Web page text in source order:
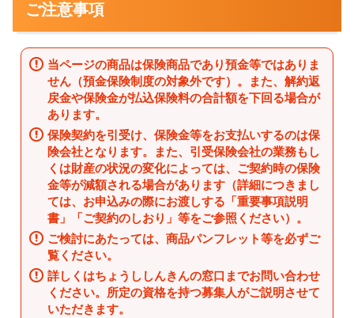
ご注意事項
当ページの商品は保険商品であり預金等ではありま
せん（預金保険制度の対象外です）。また、解約返
戻金や保険金が払込保険料の合計額を下回る場合が
あります。
保険契約を引受け、保険金等をお支払いするのは保
険会社となります。また、引受保険会社の業務もし
くは財産の状況の変化によっては、ご契約時の保険
金等が減額される場合があります（詳細につきまし
ては、お申込みの際にお渡しする「重要事項説明
書」「ご契約のしおり」等をご参照ください）。
ご検討にあたっては、商品パンフレット等を必ずご
覧ください。
詳しくはちょうししんきんの窓口までお問い合わせ
ください。所定の資格を持つ募集人がご説明させて
いただきます。